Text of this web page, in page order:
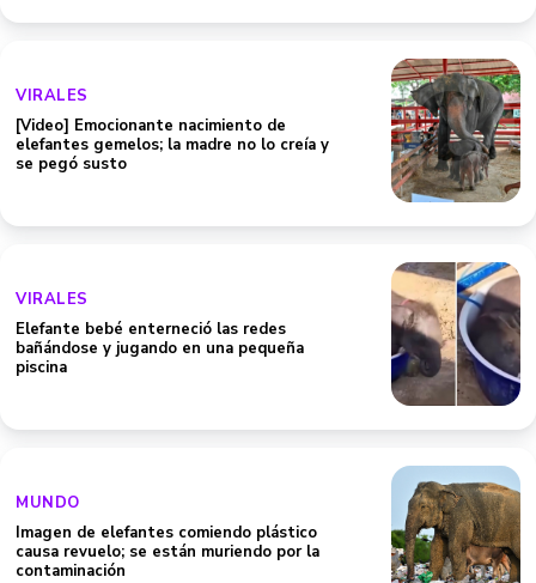
VIRALES
[Video] Emocionante nacimiento de
elefantes gemelos; la madre no lo creía y
se pegó susto
VIRALES
Elefante bebé enterneció las redes
bañándose y jugando en una pequeña
piscina
MUNDO
Imagen de elefantes comiendo plástico
causa revuelo; se están muriendo por la
contaminación